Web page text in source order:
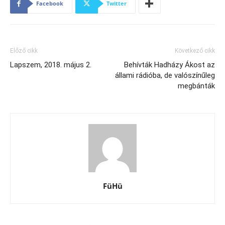
Facebook Twitter
Előző cikk
Lapszem, 2018. május 2.
Következő cikk
Behívták Hadházy Ákost az
állami rádióba, de valószínűleg
megbánták
FüHü